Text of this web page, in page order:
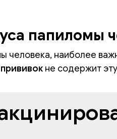
папиломы
наиболее
не содержит